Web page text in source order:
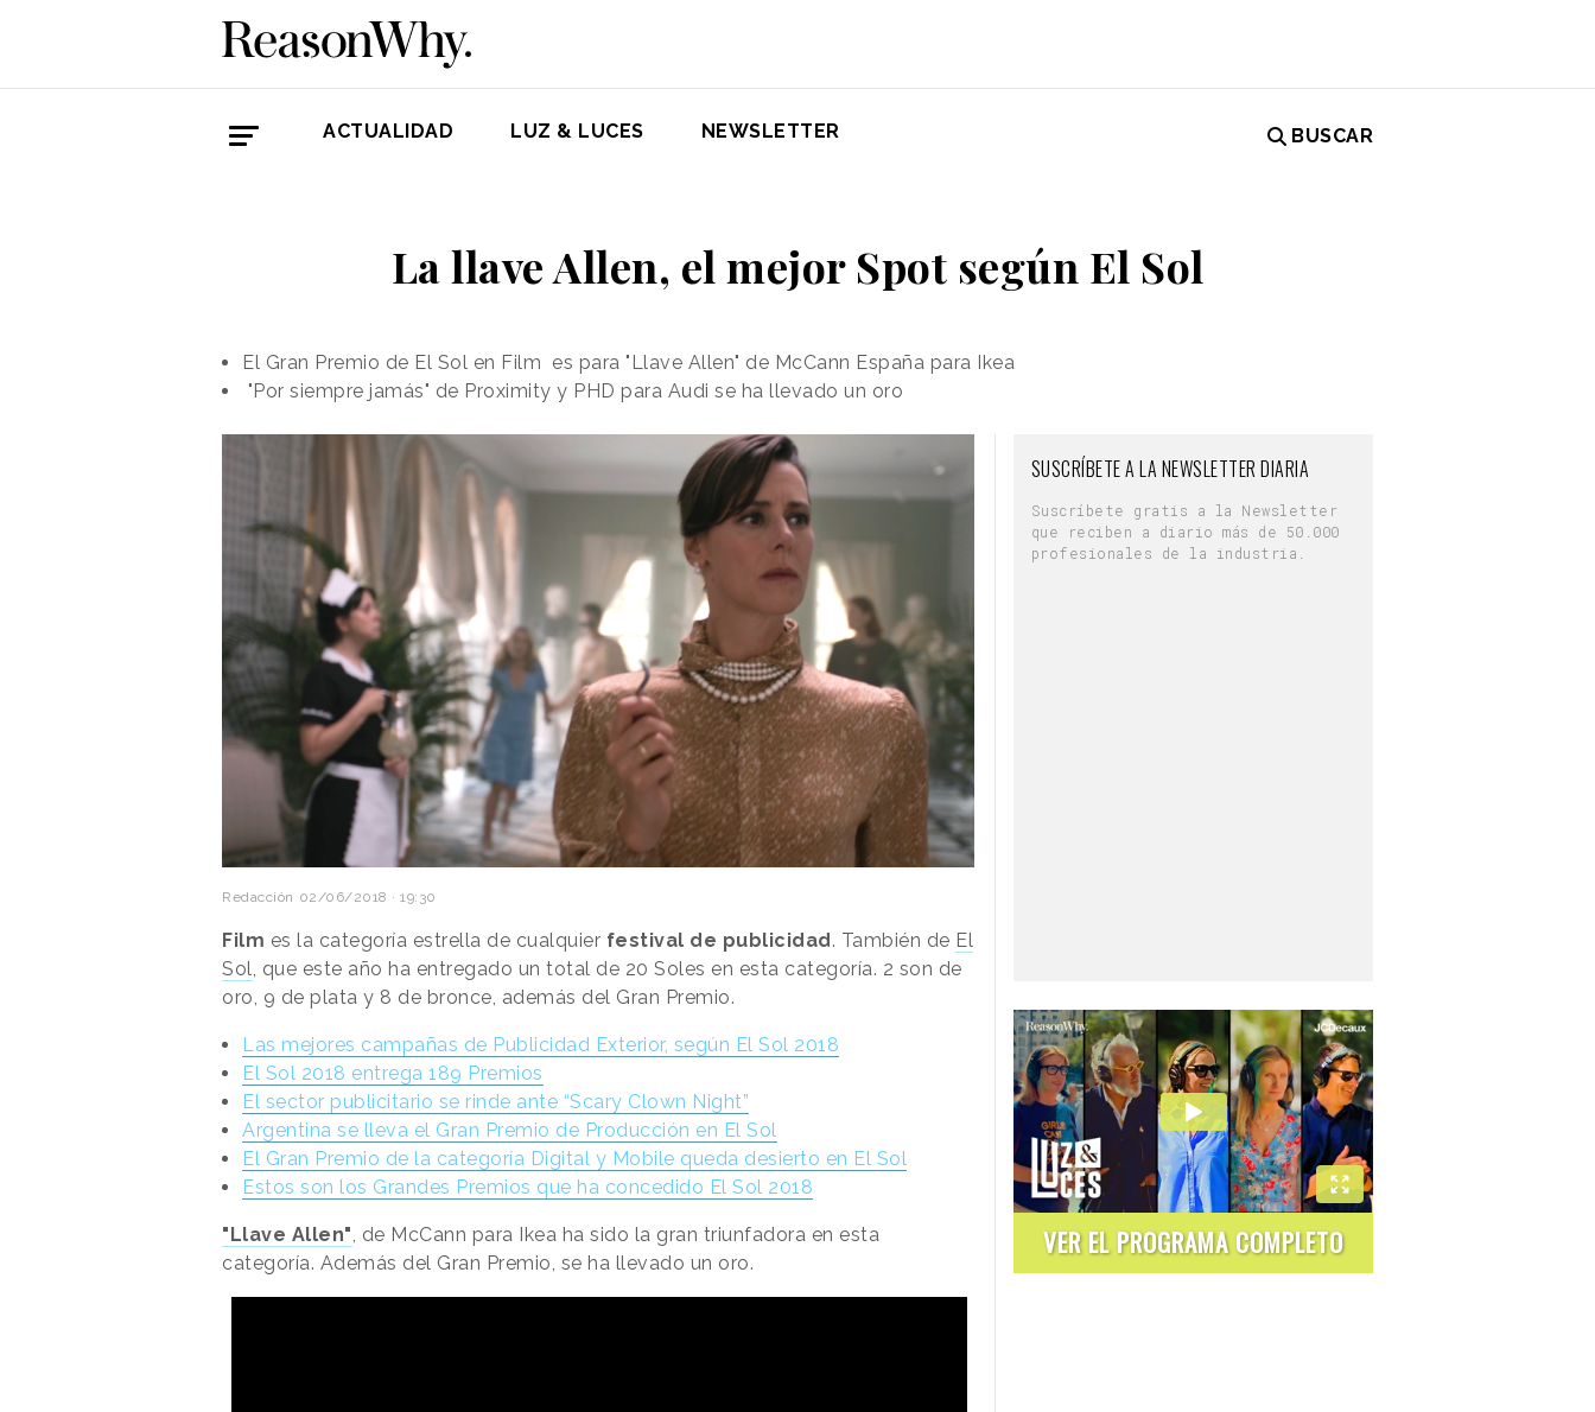
ACTUALIDAD LUZ & LUCES NEWSLETTER BUSCAR
La llave Allen, el mejor Spot según El Sol
El Gran Premio de El Sol en Film es para "Llave Allen" de McCann España para Ikea
"Por siempre jamás" de Proximity y PHD para Audi se ha llevado un oro
Redacción 02/06/2018 · 19:30
Film es la categoría estrella de cualquier festival de publicidad. También de El
Sol
, que este año ha entregado un total de 20 Soles en esta categoría. 2 son de
oro, 9 de plata y 8 de bronce, además del Gran Premio.
Las mejores campañas de Publicidad Exterior, según El Sol 2018
El Sol 2018 entrega 189 Premios
El sector publicitario se rinde ante “Scary Clown Night”
Argentina se lleva el Gran Premio de Producción en El Sol
El Gran Premio de la categoría Digital y Mobile queda desierto en El Sol
Estos son los Grandes Premios que ha concedido El Sol 2018
"Llave Allen" , de McCann para Ikea ha sido la gran triunfadora en esta
categoría. Además del Gran Premio, se ha llevado un oro.
SUSCRÍBETE A LA NEWSLETTER DIARIA
Suscríbete gratis a la Newsletter
que reciben a diario más de 50.000
profesionales de la industria.
VER EL PROGRAMA COMPLETO